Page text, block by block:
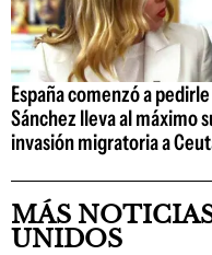
España comenzó a
Sánchez lleva al máximo
invasión migratoria a
MÁS
UNIDOS